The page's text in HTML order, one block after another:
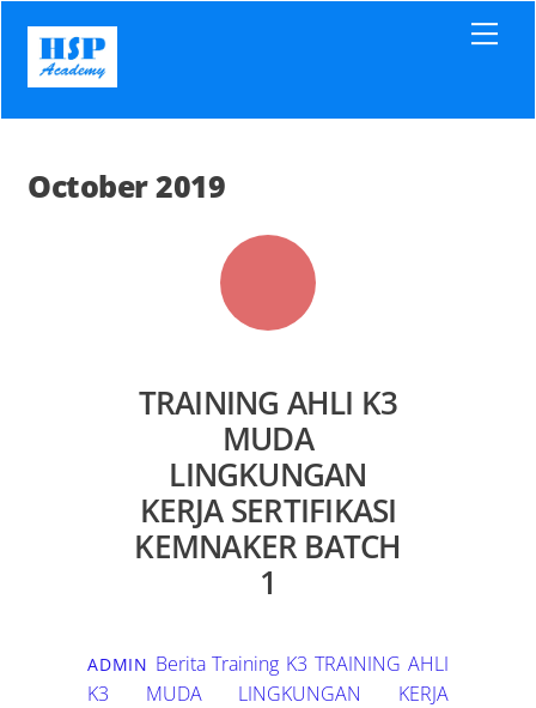
content
October 2019
TRAINING AHLI K3
MUDA
LINGKUNGAN
KERJA SERTIFIKASI
KEMNAKER BATCH
1
ADMIN Berita Training K3 TRAINING AHLI
K3 MUDA LINGKUNGAN KERJA